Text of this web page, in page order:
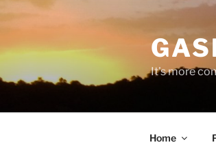
It's more
Home